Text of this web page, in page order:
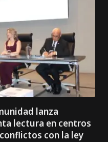
lanza
lectura en centros
con la ley